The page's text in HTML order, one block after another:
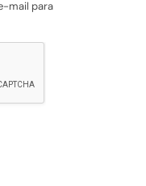
mail para